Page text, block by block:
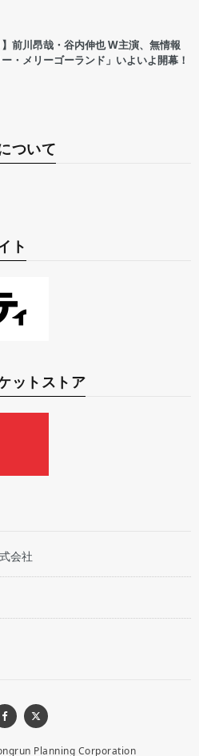
】前川昂哉・谷内伸也 W主演、無情報
ー・メリーゴーランド」いよいよ開幕！
ついて
ト
ットストア
会社
Planning Corporation